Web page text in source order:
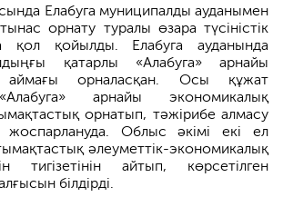
Елабуга муниципалды ауданымен
орнату туралы өзара түсіністік
қол қойылды. Елабуга ауданында
қатарлы «Алабуга» арнайы
аймағы орналасқан. Осы құжат
арнайы экономикалық
орнатып, тәжірибе алмасу
жоспарлануда. Облыс әкімі екі ел
әлеуметтік-экономикалық
тигізетінін айтып, көрсетілген
білдірді.